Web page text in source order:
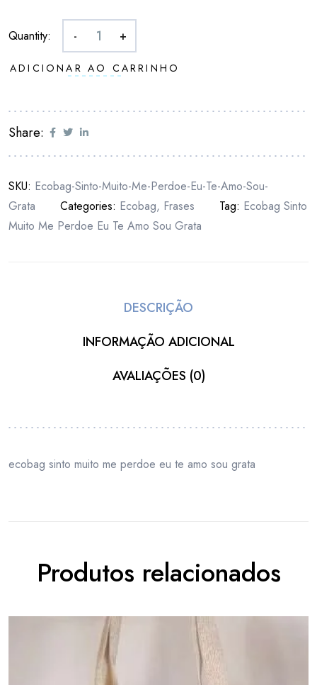
Quantity: - +
ADICIONAR AO CARRINHO
Share:
SKU: Ecobag-Sinto-Muito-Me-Perdoe-Eu-Te-Amo-Sou-
Grata
Categories: Ecobag, Frases Tag: Ecobag Sinto
Muito Me Perdoe Eu Te Amo Sou Grata
DESCRIÇÃO
INFORMAÇÃO ADICIONAL
AVALIAÇÕES (0)
ecobag sinto muito me perdoe eu te amo sou grata
Produtos relacionados